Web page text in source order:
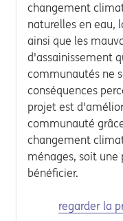
changement
naturelles en eau,
ainsi que les
d'assainissement
communautés ne
conséquences
projet est
communauté
changement
ménages, soit une
bénéficier.
regarder la